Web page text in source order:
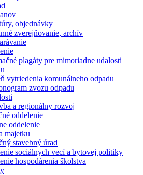
objednávky
zverejňovanie, archív
plagáty pre mimoriadne udalosti
vytriedenia komunálneho odpadu
zvozu odpadu
a regionálny rozvoj
oddelenie
oddelenie
majetku
stavebný úrad
sociálnych vecí a bytovej politiky
hospodárenia školstva